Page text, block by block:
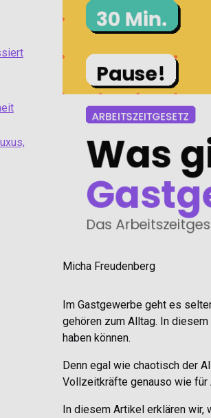
Micha Freudenberg
Im Gastgewerbe geht es
gehören zum Alltag. In
haben können.
Denn egal wie chaotisch der
Vollzeitkräfte genauso wie für
In diesem Artikel erklären